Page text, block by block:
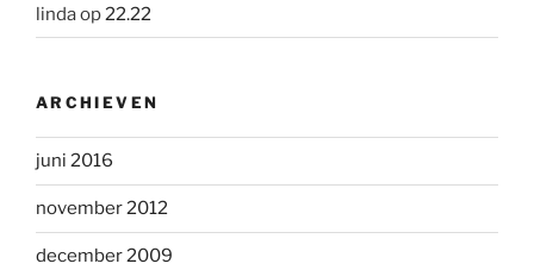
lindaop22.22
ARCHIEVEN
juni 2016
november 2012
december 2009